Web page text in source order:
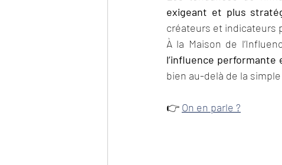
exigeant et plus
créateurs et indicateurs
l’influence
bien au-delà de la
👉 On en parle ?